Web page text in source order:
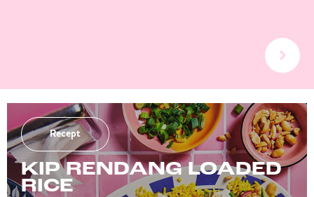
Recept
KIP RENDANG LOADED
RICE